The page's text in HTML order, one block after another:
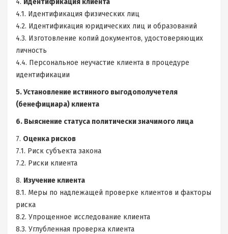
4. Идентификация клиента
4.1. Идентификация физических лиц
4.2. Идентификация юридических лиц и образований
4.3. Изготовление копий документов, удостоверяющих
личность
4.4. Персональное неучастие клиента в процедуре
идентификации
5. Установление истинного выгодополучетеля
(бенефициара) клиента
6. Выяснение статуса политически значимого лица
7. Оценка рисков
7.1. Риск субъекта закона
7.2. Риски клиента
8. Изучение клиента
8.1. Меры по надлежащей проверке клиентов и факторы
риска
8.2. Упрощенное исследование клиента
8.3. Углубленная проверка клиента